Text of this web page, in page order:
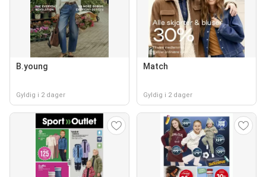
B.young
Gyldig i 2 dager
Match
Gyldig i 2 dager